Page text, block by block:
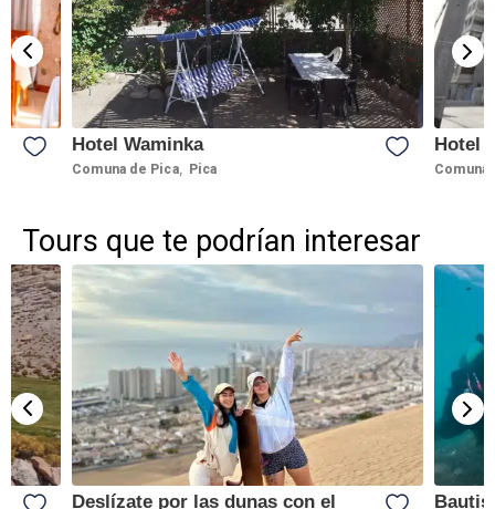
Hotel Waminka
Comuna de Pica, Pica
Hotel
Comuna
Tours que te podrían interesar
Deslízate por las dunas con el